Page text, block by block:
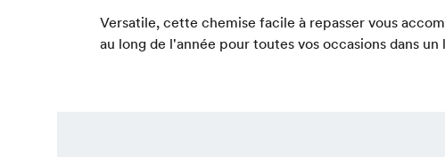
Versatile, cette chemise facile à repasser vous
au long de l'année pour toutes vos occasions dans un